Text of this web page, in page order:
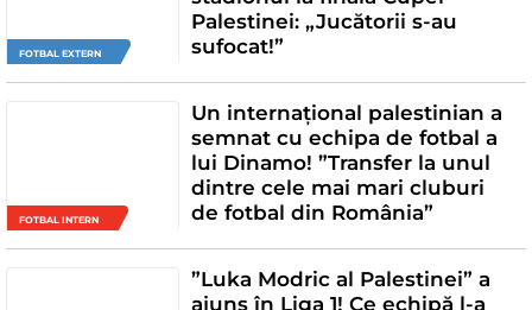
FOTBAL EXTERN
Palestinei: „Jucătorii s-au
sufocat!”
FOTBAL INTERN
Un internațional palestinian a
semnat cu echipa de fotbal a
lui Dinamo! ”Transfer la unul
dintre cele mai mari cluburi
de fotbal din România”
”Luka Modric al Palestinei” a
ajuns în Liga 1! Ce echipă l-a